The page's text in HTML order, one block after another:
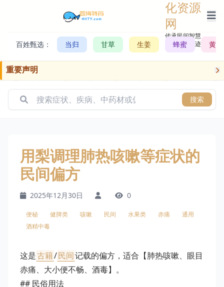
化资源
网
传承民间智慧，
记录历史轨迹
百姓甄选： 当归 甘草 生姜 蜂蜜 黄芪
重要声明
搜索
用梨调理肺热咳嗽等症状的
民间偏方
2025年12月30日 0
便秘 健脾类 咳嗽 民间 水果类 赤痛
通用
酒精中毒
这是古籍/民间记载的偏方，适合【肺热咳嗽、眼目
赤痛、大小便不畅、酒毒】。
## 民俗用法